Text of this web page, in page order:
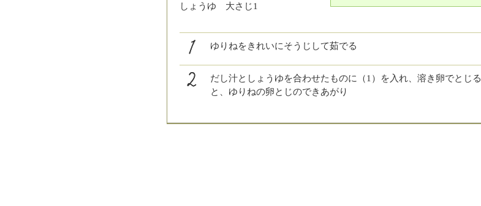
しょうゆ 大さじ1
ゆりねをきれいにそうじして茹でる
だし汁としょうゆを合わせたものに（1）を入れ、溶き卵でとじる
と、ゆりねの卵とじのできあがり